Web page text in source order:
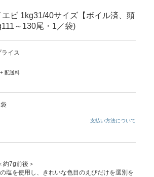
エビ 1kg31/40サイズ【ボイル済、頭
～130尾・1／袋)
ライス
配送料
支払い方法について
約7g前後＞
塩を使用し、きれいな色目のえびだけを選別を